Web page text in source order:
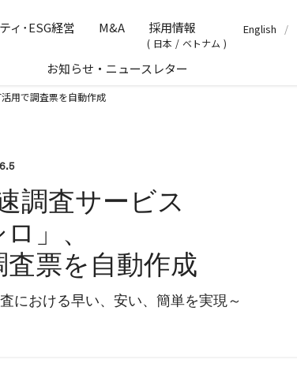
ィ･ESG経営 M&A 採用情報
日本 / ベトナム
English
お知らせ・ニュースレター
用で調査票を自動作成
調査サービス
」、
票を自動作成
における早い、安い、簡単を実現～